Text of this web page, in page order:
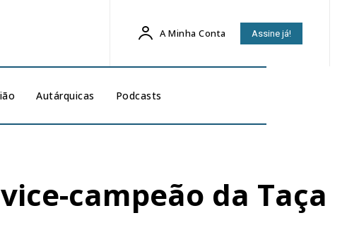
A Minha Conta Assine já!
Autárquicas Podcasts
campeão da Taça